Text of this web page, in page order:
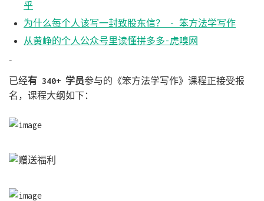
乎
为什么每个人该写一封致股东信？ - 笨方法学写作
从黄峥的个人公众号里读懂拼多多-虎嗅网
–
已经有 340+ 学员参与的《笨方法学写作》课程正接受报
名，课程大纲如下：